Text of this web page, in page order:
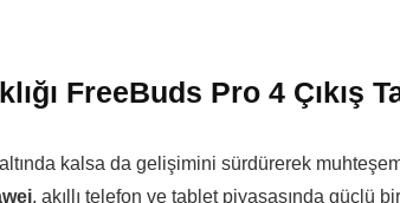
FreeBuds Pro 4 Çıkış
kalsa da gelişimini sürdürerek
, akıllı telefon ve tablet piyasasında güçlü